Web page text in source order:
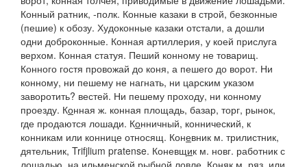
Конный ратник, -полк. Конные казаки в строй, безконные
(пешие) к обозу. Худоконные казаки отстали, а дошли
одни доброконные. Конная артиллерия, у коей прислуга
верхом. Конная статуя. Пеший конному не товарищ.
Конного гостя провожай до коня, а пешего до ворот. Ни
конному, ни пешему не нагнать, ни царским указом
заворотить? вестей. Ни пешему проходу, ни конному
проезду. Конная ж. конная площадь, базар, торг, рынок,
где продаются лошади. Конничный, коннический, к
конникам или коннице относящ. Коневник м. трилистник,
дятельник, Trifjlium pratense. Коневщик м. новг. работник с